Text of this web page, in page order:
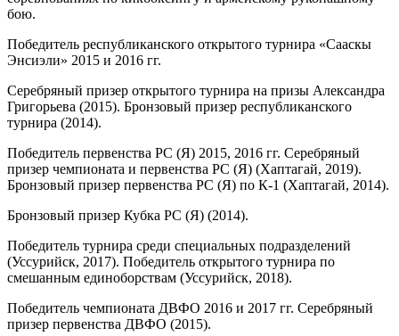
бою.
Победитель республиканского открытого турнира «Сааскы
Энсиэли» 2015 и 2016 гг.
Серебряный призер открытого турнира на призы Александра
Григорьева (2015). Бронзовый призер республиканского
турнира (2014).
Победитель первенства РС (Я) 2015, 2016 гг. Серебряный
призер чемпионата и первенства РС (Я) (Хаптагай, 2019).
Бронзовый призер первенства РС (Я) по К-1 (Хаптагай, 2014).
Бронзовый призер Кубка РС (Я) (2014).
Победитель турнира среди специальных подразделений
(Уссурийск, 2017). Победитель открытого турнира по
смешанным единоборствам (Уссурийск, 2018).
Победитель чемпионата ДВФО 2016 и 2017 гг. Серебряный
призер первенства ДВФО (2015).